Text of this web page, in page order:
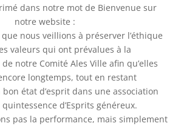
dans notre mot de Bienvenue sur
notre website :
nous veillions à préserver l’éthique
valeurs qui ont prévalues à la
notre Comité Ales Ville afin qu’elles
longtemps, tout en restant
bon état d’esprit dans une association
quintessence d’Esprits généreux.
pas la performance, mais simplement